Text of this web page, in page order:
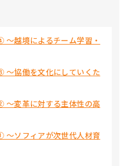
越境によるチーム学習・
～協働を文化にしていくた
～変革に対する主体性の高
～ソフィアが次世代人材育